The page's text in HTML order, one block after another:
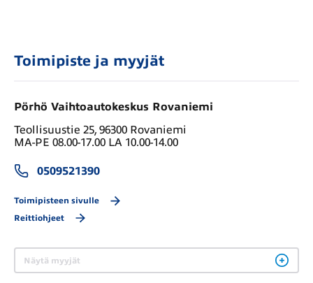
Toimipiste ja myyjät
Pörhö Vaihtoautokeskus Rovaniemi
Teollisuustie 25, 96300 Rovaniemi
MA-PE 08.00-17.00 LA 10.00-14.00
0509521390
Toimipisteen sivulle
Reittiohjeet
Näytä myyjät